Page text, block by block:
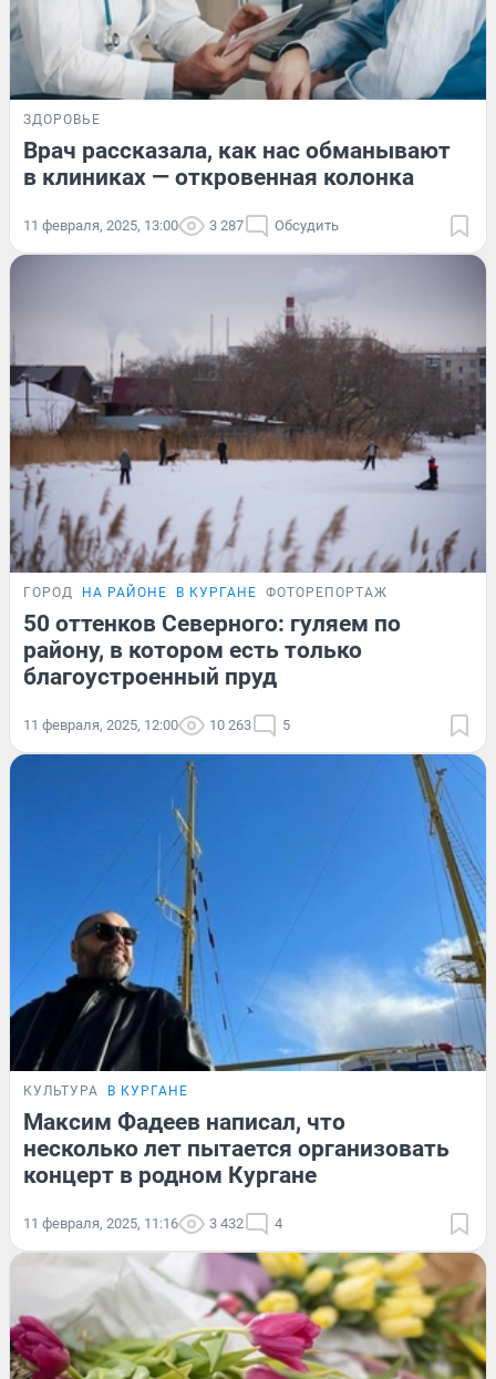
ЗДОРОВЬЕ
Врач рассказала, как нас обманывают
в клиниках — откровенная колонка
11 февраля, 2025, 13:00 3 287 Обсудить
ГОРОД НА РАЙОНЕ В КУРГАНЕ ФОТОРЕПОРТАЖ
50 оттенков Северного: гуляем по
району, в котором есть только
благоустроенный пруд
11 февраля, 2025, 12:00 10 263 5
КУЛЬТУРА В КУРГАНЕ
Максим Фадеев написал, что
несколько лет пытается организовать
концерт в родном Кургане
11 февраля, 2025, 11:16 3 432 4